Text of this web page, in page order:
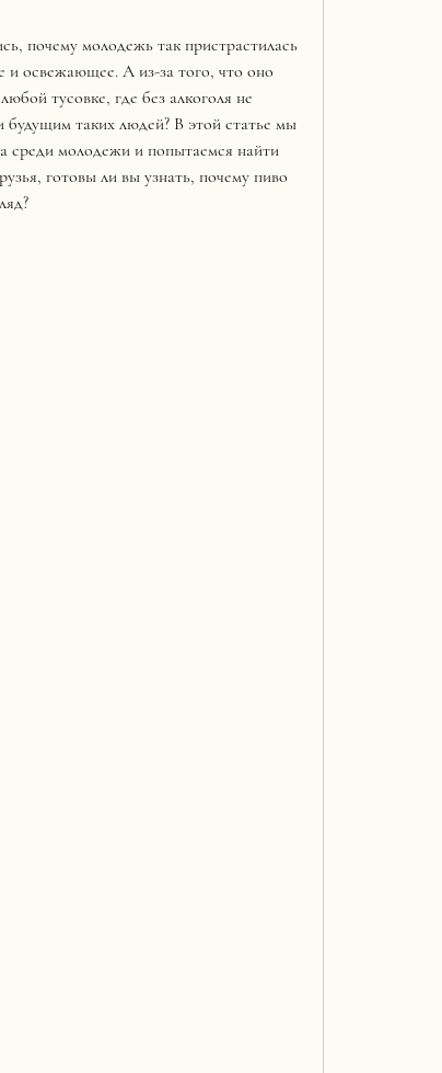
почему молодежь так пристрастилась
и освежающее. А из-за того, что оно
тусовке, где без алкоголя не
таких людей? В этой статье мы
среди молодежи и попытаемся найти
готовы ли вы узнать, почему пиво